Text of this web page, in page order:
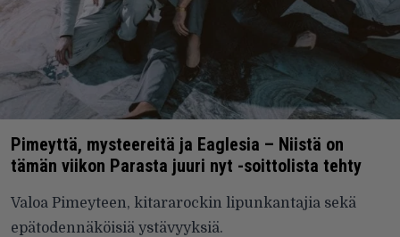
Pimeyttä, mysteereitä ja Eaglesia – Niistä on
tämän viikon Parasta juuri nyt -soittolista tehty
Valoa Pimeyteen, kitararockin lipunkantajia sekä
epätodennäköisiä ystävyyksiä.